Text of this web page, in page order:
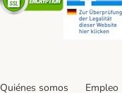
Quiénes somos Empleo